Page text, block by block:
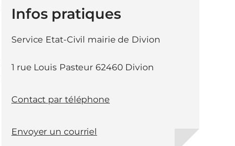
Infos pratiques
Service Etat-Civil mairie de Divion
1 rue Louis Pasteur 62460 Divion
Contact par téléphone
Envoyer un courriel